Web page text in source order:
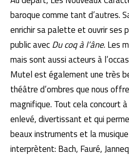
baroque comme tant d’autres.
enrichir sa palette et ouvrir ses
public avecDu coq à l’âne. Les
mais sont aussi acteurs à
Mutel est également une très
théâtre d’ombres que nous
magnifique. Tout cela concourt
enlevé, divertissant et qui
beaux instruments et la
interprètent: Bach, Fauré,